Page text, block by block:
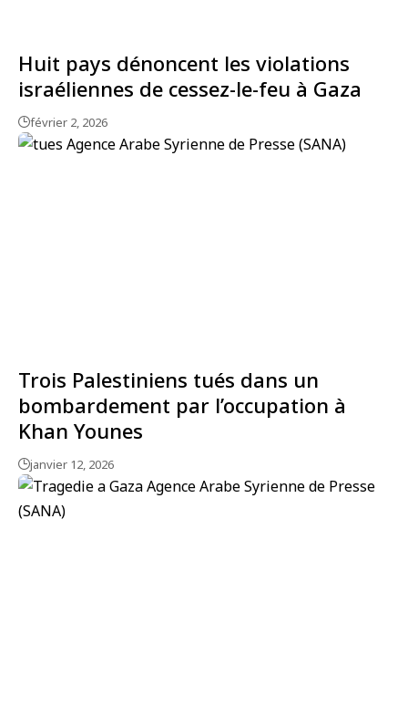
Huit pays dénoncent les violations
israéliennes de cessez-le-feu à Gaza
février 2, 2026
Trois Palestiniens tués dans un
bombardement par l’occupation à
Khan Younes
janvier 12, 2026